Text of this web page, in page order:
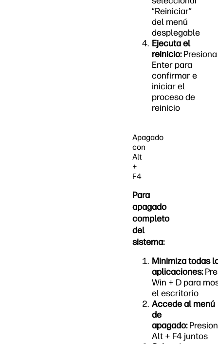
“Reiniciar”
del menú
desplegable
Ejecuta el
reinicio:Presiona
Enter para
confirmar e
iniciar el
proceso de
reinicio
Apagado
con
Alt
+
F4
Para
apagado
completo
del
sistema:
Minimiza todas
aplicaciones:
Win + D para
el escritorio
Accede al menú
de
apagado:
Alt + F4 juntos